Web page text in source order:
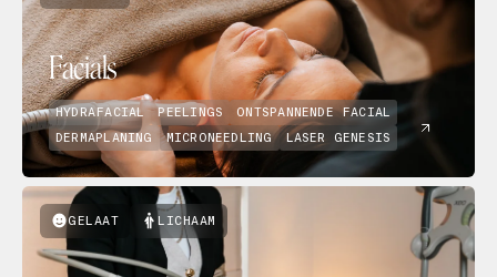
Facials
HYDRAFACIAL PEELINGS
ONTSPANNENDE FACIAL
DERMAPLANING
MICRONEEDLING LASER GENESIS
GELAAT LICHAAM